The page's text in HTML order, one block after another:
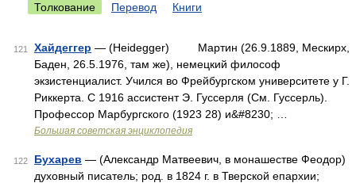
Толкование Перевод Книги
121 Хайдеггер — (Heidegger) Мартин (26.9.1889, Мескирх,
Баден, 26.5.1976, там же), немецкий философ
экзистенциалист. Учился во Фрейбургском университете у Г.
Риккерта. С 1916 ассистент Э. Гуссерля (См. Гуссерль).
Профессор Марбургского (1923 28) и&#8230; …
Большая советская энциклопедия
122 Бухарев — (Александр Матвеевич, в монашестве Феодор)
духовный писатель; род. в 1824 г. в Тверской епархии;